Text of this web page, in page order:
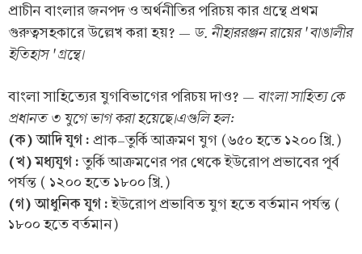
প্রাচীন বাংলার জনপদ ও অর্থনীতির পরিচয় কার গ্রন্থে প্রথম
গুরুত্বসহকারে উল্লেখ করা হয়? — ড. নীহাররঞ্জন রায়ের ' বাঙালীর
ইতিহাস ' গ্রন্থে।
বাংলা সাহিত্যের যুগবিভাগের পরিচয় দাও? — বাংলা সাহিত্য কে
প্রধানত ৩ যুগে ভাগ করা হয়েছে।এগুলি হল:
(ক) আদি যুগ : প্রাক–তুর্কি আক্রমণ যুগ (৬৫০ হতে ১২০০ খ্রি.)
(খ) মধ্যযুগ :তুর্কি আক্রমণের পর থেকে ইউরোপ প্রভাবের পূর্ব
পর্যন্ত ( ১২০০ হতে ১৮০০ খ্রি.)
(গ) আধুনিক যুগ :ইউরোপ প্রভাবিত যুগ হতে বর্তমান পর্যন্ত (
১৮০০ হতে বর্তমান)